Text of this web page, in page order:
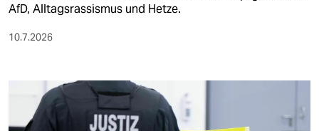
AfD, Alltagsrassismus und Hetze.
10.7.2026